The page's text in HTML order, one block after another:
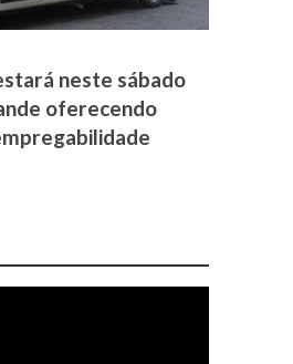
neste sábado
oferecendo